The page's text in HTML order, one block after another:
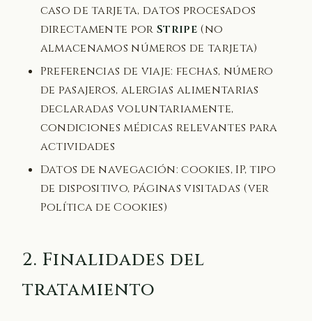
caso de tarjeta, datos procesados
directamente porStripe(no
almacenamos números de tarjeta)
Preferencias de viaje: fechas, número
de pasajeros, alergias alimentarias
declaradas voluntariamente,
condiciones médicas relevantes para
actividades
Datos de navegación: cookies, IP, tipo
de dispositivo, páginas visitadas (ver
Política de Cookies)
2. Finalidades del
tratamiento